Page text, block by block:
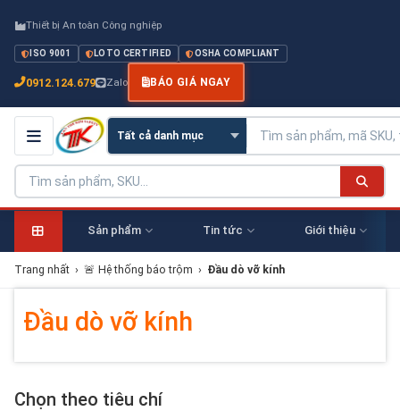
Thiết bị An toàn Công nghiệp
ISO 9001 LOTO CERTIFIED OSHA COMPLIANT
0912.124.679 Zalo BÁO GIÁ NGAY
Sản phẩm Tin tức Giới thiệu
Trang nhất › 🚨 Hệ thống báo trộm › Đầu dò vỡ kính
Đầu dò vỡ kính
Chọn theo tiêu chí